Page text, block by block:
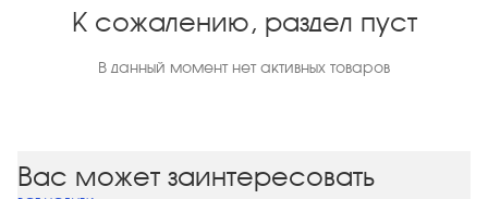
К сожалению, раздел пуст
В данный момент нет активных товаров
Вас может заинтересовать